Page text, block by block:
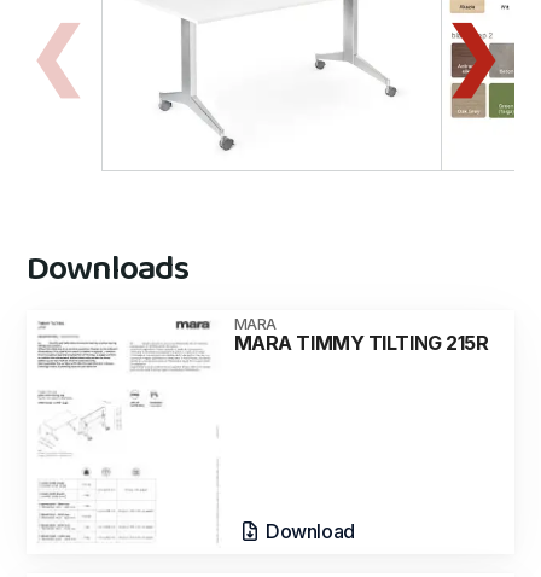
Downloads
MARA
MARA TIMMY TILTING 215R
Download